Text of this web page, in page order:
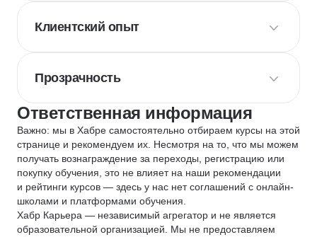
Клиентский опыт
Прозрачность
Ответственная информация
Важно: мы в Хабре самостоятельно отбираем курсы на этой
странице и рекомендуем их. Несмотря на то, что мы можем
получать вознаграждение за переходы, регистрацию или
покупку обучения, это не влияет на наши рекомендации
и рейтинги курсов — здесь у нас нет соглашений с онлайн-
школами и платформами обучения.
Хабр Карьера — независимый агрегатор и не является
образовательной организацией. Мы не предоставляем